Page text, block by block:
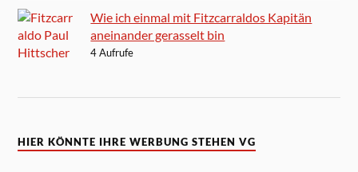
Wie ich einmal mit Fitzcarraldos Kapitän
aneinander gerasselt bin
4 Aufrufe
HIER KÖNNTE IHRE WERBUNG STEHEN VG